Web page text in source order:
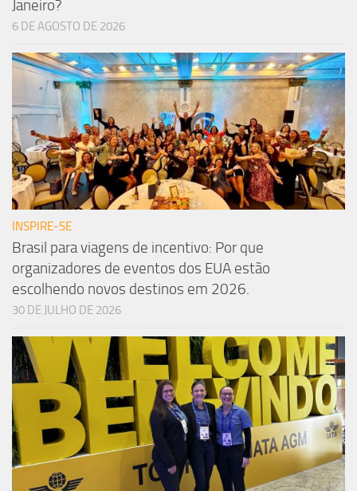
Janeiro?
6 DE AGOSTO DE 2026
INSPIRE-SE
Brasil para viagens de incentivo: Por que
organizadores de eventos dos EUA estão
escolhendo novos destinos em 2026.
30 DE JULHO DE 2026